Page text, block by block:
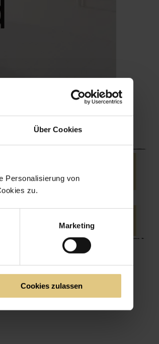
Über Cookies
Personalisierung von
zu.
Marketing
Cookies zulassen